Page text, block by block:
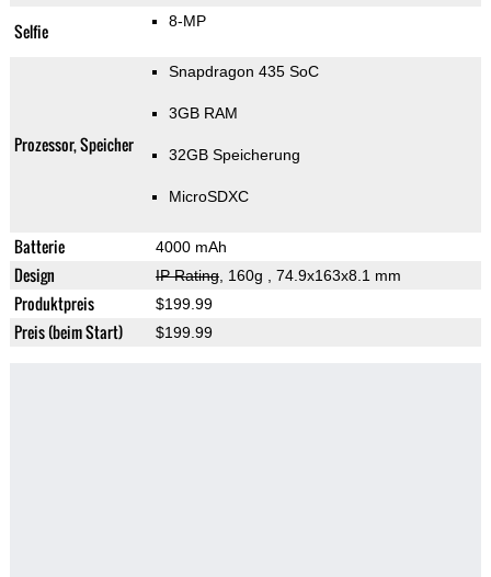
Selfie 8-MP
Prozessor, Speicher
Snapdragon 435 SoC
3GB RAM
32GB Speicherung
MicroSDXC
Batterie 4000 mAh
Design IP Rating, 160g , 74.9x163x8.1 mm
Produktpreis $199.99
Preis (beim Start) $199.99